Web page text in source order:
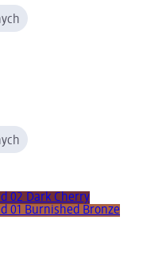
02 Dark Cherry
01 Burnished Bronze